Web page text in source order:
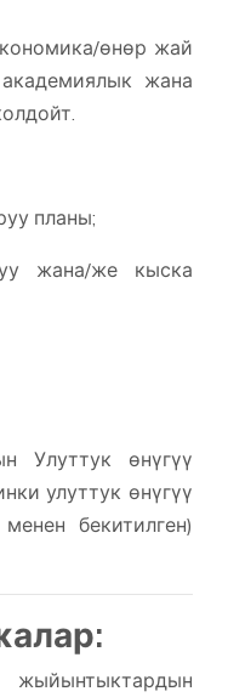
өнөр жай
жана
планы;
жана/же кыска
Улуттук өнүгүү
улуттук өнүгүү
бекитилген)